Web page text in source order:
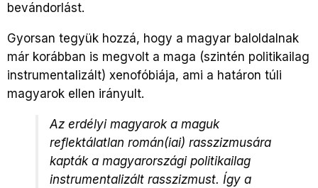
bevándorlást.
Gyorsan tegyük hozzá, hogy a magyar baloldalnak
már korábban is megvolt a maga (szintén politikailag
instrumentalizált) xenofóbiája, ami a határon túli
magyarok ellen irányult.
Az erdélyi magyarok a maguk
reflektálatlan román(iai) rasszizmusára
kapták a magyarországi politikailag
instrumentalizált rasszizmust. Így a